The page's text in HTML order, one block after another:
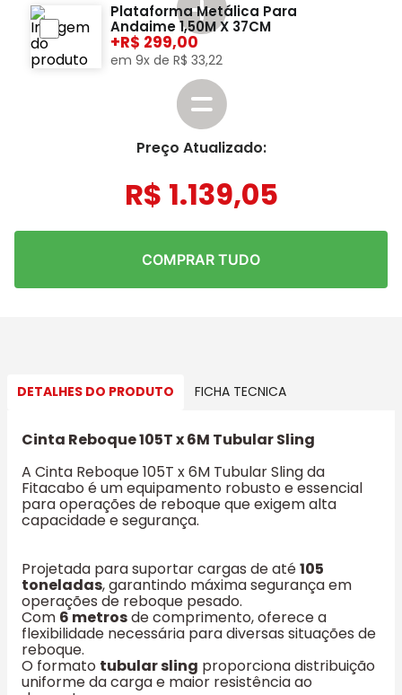
Plataforma Metálica Para
Andaime 1,50M X 37CM
+ 299,00
em9x deR$ 33,22
Preço Atualizado:
R$ 1.139,05
COMPRAR TUDO
DETALHES DO PRODUTO FICHA TECNICA
Cinta Reboque 105T x 6M Tubular Sling
A Cinta Reboque 105T x 6M Tubular Sling da
Fitacabo é um equipamento robusto e essencial
para operações de reboque que exigem alta
capacidade e segurança.
Projetada para suportar cargas de até105
toneladas, garantindo máxima segurança em
operações de reboque pesado.
Com 6 metrosde comprimento, oferece a
flexibilidade necessária para diversas situações de
reboque.
O formato tubular sling proporciona distribuição
uniforme da carga e maior resistência ao